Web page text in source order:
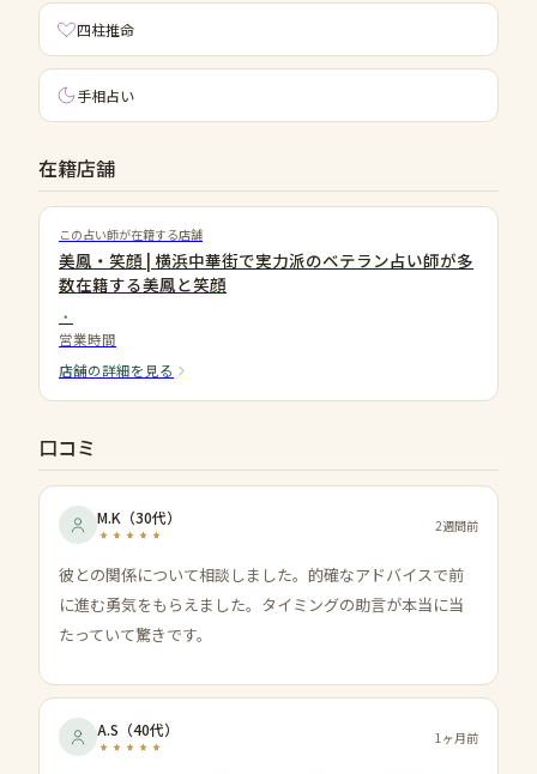
四柱推命
手相占い
在籍店舗
この占い師が在籍する店舗
美鳳・笑顔 | 横浜中華街で実力派のベテラン占い師が多
数在籍する美鳳と笑顔
・
営業時間
店舗の詳細を見る
口コミ
M.K （30代） 2週間前
彼との関係について相談しました。的確なアドバイスで前
に進む勇気をもらえました。タイミングの助言が本当に当
たっていて驚きです。
A.S （40代） 1ヶ月前